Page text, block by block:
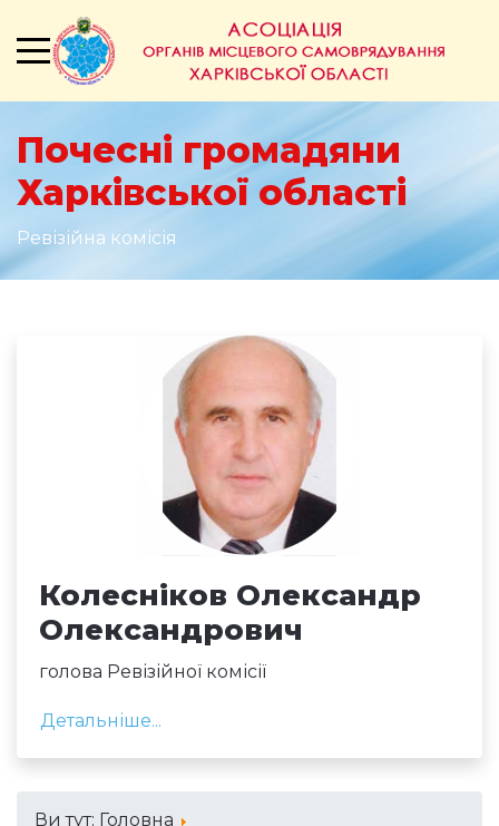
Почесні громадяни
Харківської області
Ревізійна комісія
Колесніков Олександр
Олександрович
голова Ревізійної комісії
Детальніше...
Ви тут: Головна